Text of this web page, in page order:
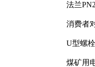
法兰
消费者
U型螺
煤矿用